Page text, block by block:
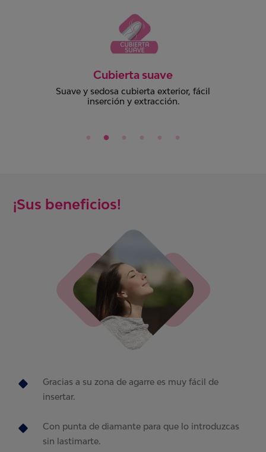
Algodón natural
Libre de cloro y pesticidas.
¡Sus beneficios!
Gracias a su zona de agarre es muy fácil de
insertar.
Con punta de diamante para que lo introduzcas
sin lastimarte.